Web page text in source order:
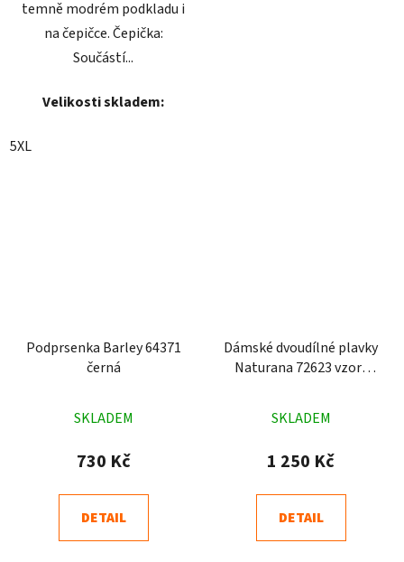
temně modrém podkladu i
na čepičce. Čepička:
Součástí...
Velikosti skladem:
5XL
Podprsenka Barley 64371
černá
hodnocení
produktu
5,0
z
SKLADEM
730 Kč
DETAIL
Dámské dvoudílné plavky
Naturana 72623 vzory
hodnocení
produktu
4,0
z
SKLADEM
1 250 Kč
DETAIL